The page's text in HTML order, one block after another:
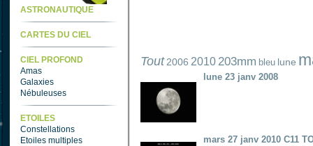
ASTRONAUTIQUE
CARTES DU CIEL
CIEL PROFOND
Amas
Galaxies
Nébuleuses
ETOILES
Constellations
Etoiles multiples
Tout 2006 2010 203mm bleu lune
lune 23 janv 2008
mars 27 janv 2010 C11